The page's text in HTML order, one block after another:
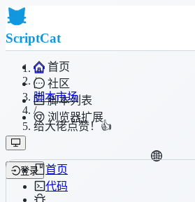
ScriptCat
首页
社区
脚本列表
浏览器扩展
登录
/
脚本市场
/
给大佬点赞！👍
首页
代码